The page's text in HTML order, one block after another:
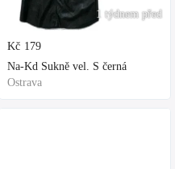
1 týdnem před
Kč 179
Na-Kd Sukně vel. S černá
Ostrava